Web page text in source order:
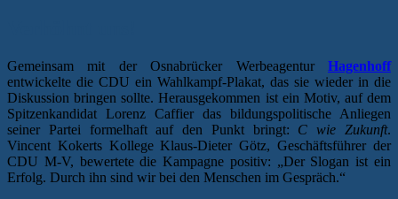
Gemeinsam mit der Osnabrücker Werbeagentur Hagenhoff
entwickelte die CDU ein Wahlkampf-Plakat, das sie wieder in die
Diskussion bringen sollte. Herausgekommen ist ein Motiv, auf dem
Spitzenkandidat Lorenz Caffier das bildungspolitische Anliegen
seiner Partei formelhaft auf den Punkt bringt: C wie Zukunft.
Vincent Kokerts Kollege Klaus-Dieter Götz, Geschäftsführer der
CDU M-V, bewertete die Kampagne positiv: „Der Slogan ist ein
Erfolg. Durch ihn sind wir bei den Menschen im Gespräch.“